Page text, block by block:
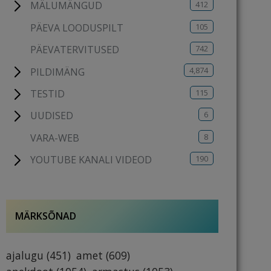
MÄLUMÄNGUD 412
PÄEVA LOODUSPILT 105
PÄEVATERVITUSED 742
PILDIMÄNG 4,874
TESTID 115
UUDISED 6
VARA-WEB 8
YOUTUBE KANALI VIDEOD 190
MÄRKSÕNAD
ajalugu (451) amet (609)